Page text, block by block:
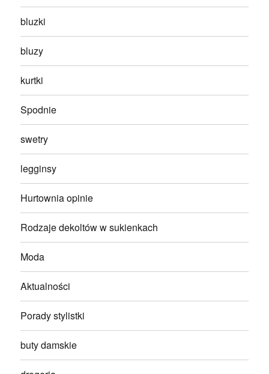
bluzki
bluzy
kurtki
Spodnie
swetry
legginsy
Hurtownia opinie
Rodzaje dekoltów w sukienkach
Moda
Aktualności
Porady stylistki
buty damskie